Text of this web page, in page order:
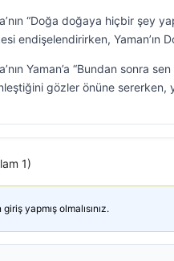
“Doğa doğaya hiçbir şey
endişelendirirken, Yaman’ın
Yaman’a “Bundan sonra
gözler önüne sererken,
1)
yapmış olmalısınız.